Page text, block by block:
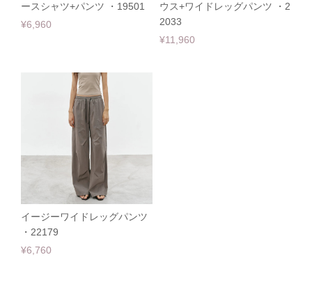
ースシャツ+パンツ ・19501
¥6,960
ウス+ワイドレッグパンツ ・2
2033
¥11,960
イージーワイドレッグパンツ
・22179
¥6,760